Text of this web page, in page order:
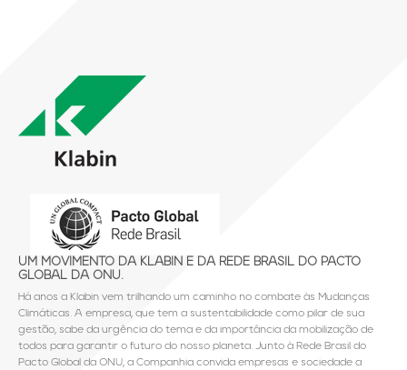
UM MOVIMENTO DA KLABIN E DA REDE BRASIL DO PACTO
GLOBAL DA ONU.
Há anos a Klabin vem trilhando um caminho no combate às Mudanças
Climáticas. A empresa, que tem a sustentabilidade como pilar de sua
gestão, sabe da urgência do tema e da importância da mobilização de
todos para garantir o futuro do nosso planeta. Junto à Rede Brasil do
Pacto Global da ONU, a Companhia convida empresas e sociedade a